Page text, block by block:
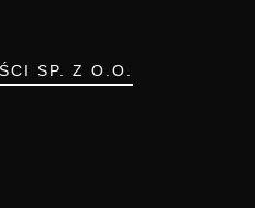
SP. Z O.O.